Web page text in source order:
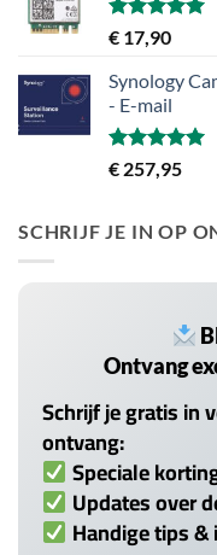
Gewaardeerd
uit 5
€ 17,90
Synology
- E-mail
Gewaardeerd
uit 5
€ 257,95
SCHRIJF JE IN OP
Ontvang
Schrijf je gratis in
ontvang:
Speciale
Updates over
Handige tips